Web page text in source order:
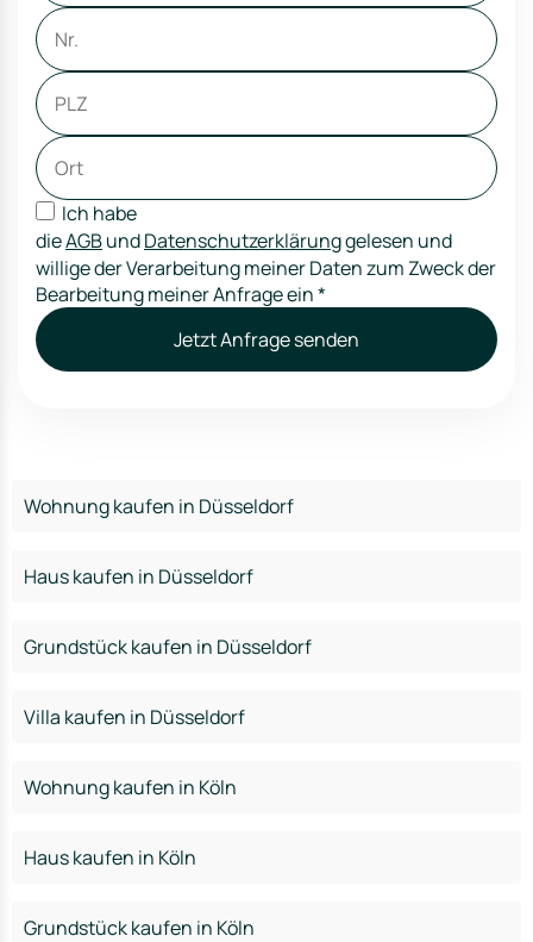
Ich habe
dieAGBundDatenschutzerklärunggelesen und
willige der Verarbeitung meiner Daten zum Zweck der
Bearbeitung meiner Anfrage ein*
Jetzt Anfrage senden
Wohnung kaufen in Düsseldorf
Haus kaufen in Düsseldorf
Grundstück kaufen in Düsseldorf
Villa kaufen in Düsseldorf
Wohnung kaufen in Köln
Haus kaufen in Köln
Grundstück kaufen in Köln